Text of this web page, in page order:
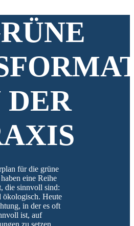
DER
für die grüne
eine Reihe
die sinnvoll sind:
Heute
in der es oft
ist, auf
zu setzen.